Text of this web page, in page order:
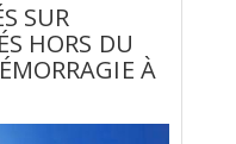
SUR
HORS DU
À